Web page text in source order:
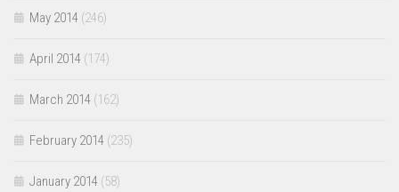
May 2014 (246)
April 2014 (174)
March 2014 (162)
February 2014 (235)
January 2014 (58)